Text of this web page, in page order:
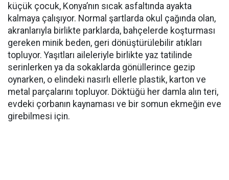
küçük çocuk, Konya’nın sıcak asfaltında ayakta
kalmaya çalışıyor. Normal şartlarda okul çağında olan,
akranlarıyla birlikte parklarda, bahçelerde koşturması
gereken minik beden, geri dönüştürülebilir atıkları
topluyor. Yaşıtları aileleriyle birlikte yaz tatilinde
serinlerken ya da sokaklarda gönüllerince gezip
oynarken, o elindeki nasırlı ellerle plastik, karton ve
metal parçalarını topluyor. Döktüğü her damla alın teri,
evdeki çorbanın kaynaması ve bir somun ekmeğin eve
girebilmesi için.